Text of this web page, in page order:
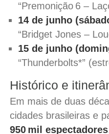
“Premonição 6 –
14 de junho
“Bridget Jones –
15 de junho
“Thunderbolts*”
Histórico e
Em mais de duas
cidades brasileiras e
950 mil espectadores